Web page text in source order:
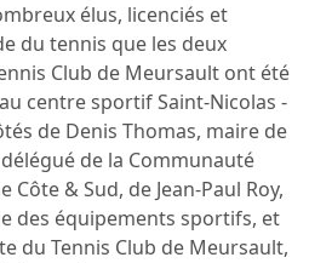
élus, licenciés et
du tennis que les deux
Club de Meursault ont été
centre sportif Saint-Nicolas -
de Denis Thomas, maire de
de la Communauté
& Sud, de Jean-Paul Roy,
des équipements sportifs, et
du Tennis Club de Meursault,